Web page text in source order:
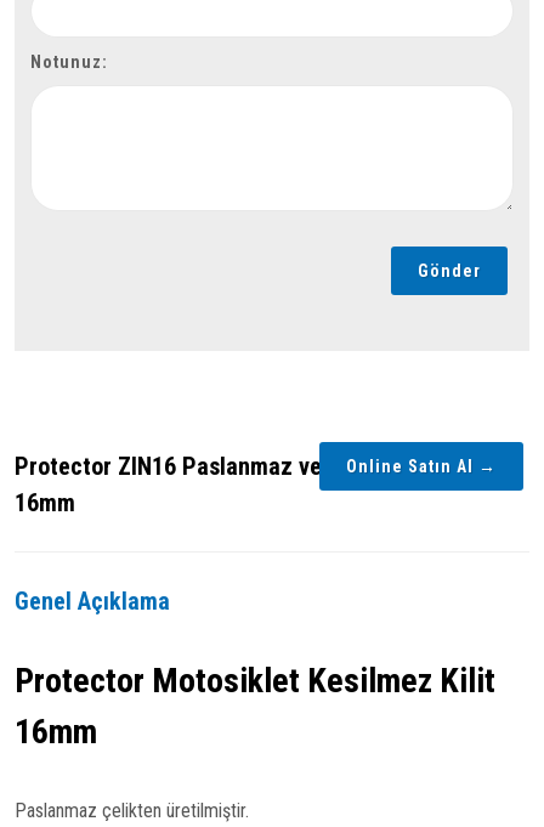
Notunuz:
Gönder
Protector ZIN16 Paslanmaz ve Kesilmez U Kilit
16mm
Online Satın Al →
Genel Açıklama
Protector Motosiklet Kesilmez Kilit
16mm
Paslanmaz çelikten üretilmiştir.